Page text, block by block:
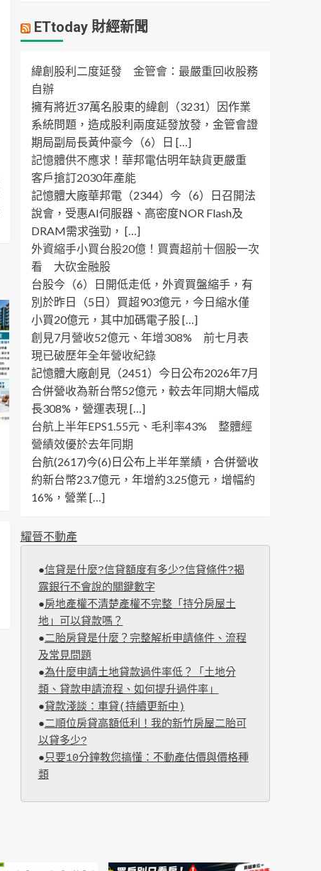
ETtoday 財經新聞
緯創股利二度延發 金管會：最嚴重回收股務
自辦
擁有將近37萬名股東的緯創（3231）因作業
系統問題，造成股利兩度延發放發，金管會證
期局副局長黃仲豪今（6）日 […]
記憶體供不應求！華邦電估明年缺貨更嚴重
客戶搶訂2030年產能
記憶體大廠華邦電（2344）今（6）日召開法
說會，受惠AI伺服器、高密度NOR Flash及
DRAM需求強勁， […]
外資縮手小買台股20億！買賣超前十個股一次
看 大砍金融股
台股今（6）日開低走低，外資買盤縮手，有
別於昨日（5日）買超903億元，今日縮水僅
小買20億元，其中加碼電子股 […]
創見7月營收52億元、年增308% 前七月表
現已破歷年全年營收紀錄
記憶體大廠創見（2451）今日公布2026年7月
合併營收為新台幣52億元，較去年同期大幅成
長308%，營運表現 […]
台航上半年EPS1.55元、毛利率43% 整體經
營績效優於去年同期
台航(2617)今(6)日公布上半年業績，合併營收
約新台幣23.7億元，年增約3.25億元，增幅約
16%，營業 […]
耀晉不動產
●信貸是什麼?信貸額度有多少?信貸條件?揭
露銀行不會說的關鍵數字
●房地產權不清楚產權不完整「持分房屋土
地」可以貸款嗎？
●二胎房貸是什麼？完整解析申請條件、流程
及常見問題
●為什麼申請土地貸款過件率低？「土地分
類、貸款申請流程、如何提升過件率」
●貸款淺談：車貸(持續更新中)
●二順位房貸高額低利！我的新竹房屋二胎可
以貸多少?
●只要10分鐘教您搞懂：不動產估價與價格種
類